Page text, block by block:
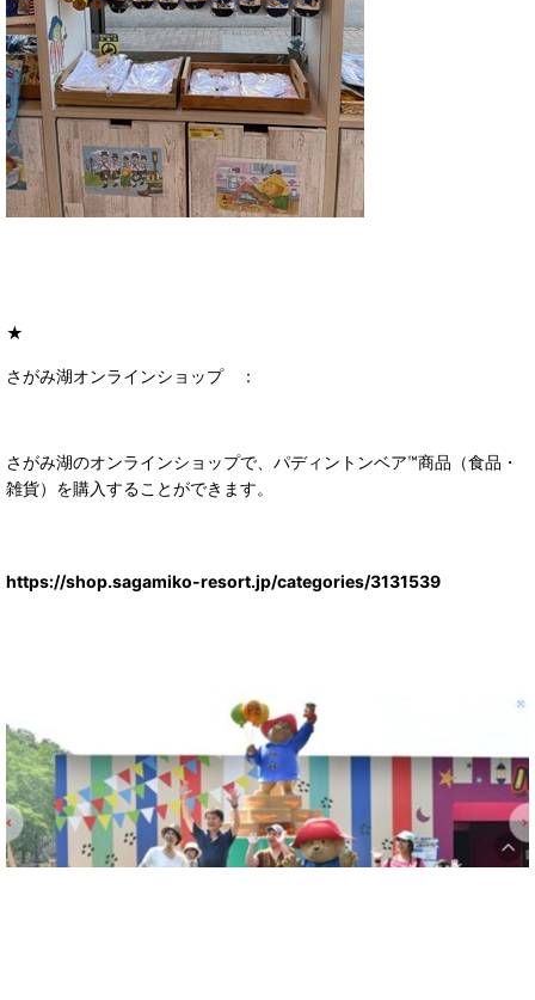
★
さがみ湖オンラインショップ ：
さがみ湖のオンラインショップで、パディントンベア™商品（食品・
雑貨）を購入することができます。
https://shop.sagamiko-resort.jp/categories/3131539